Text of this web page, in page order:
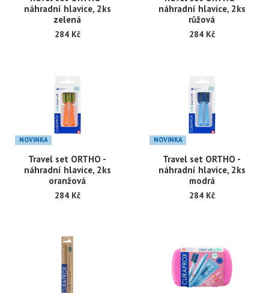
náhradní hlavice, 2ks
zelená
284 Kč
náhradní hlavice, 2ks
růžová
284 Kč
NOVINKA
Travel set ORTHO -
náhradní hlavice, 2ks
oranžová
284 Kč
NOVINKA
Travel set ORTHO -
náhradní hlavice, 2ks
modrá
284 Kč